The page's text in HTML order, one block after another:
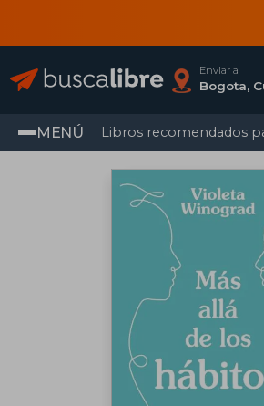
Enviar a
MENÚ Libros recomendados